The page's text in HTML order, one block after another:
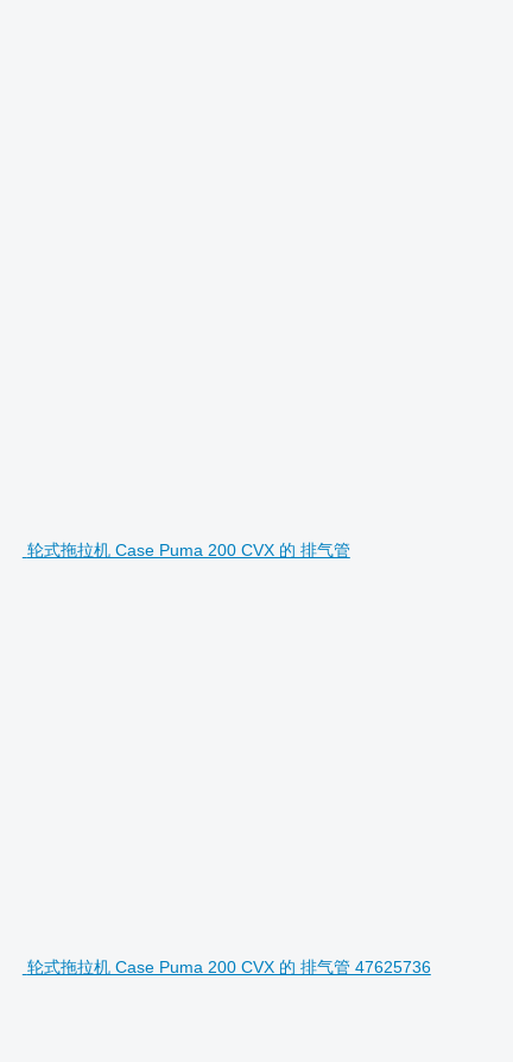
轮式拖拉机 Case Puma 200 CVX 的 排气管
轮式拖拉机 Case Puma 200 CVX 的 排气管 47625736